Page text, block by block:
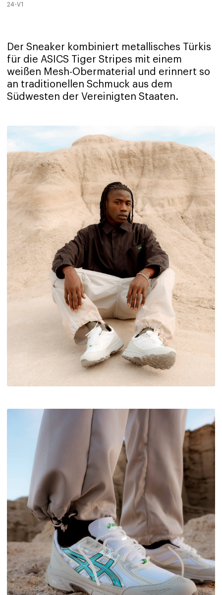
24-V1
Der Sneaker kombiniert metallisches Türkis
für die ASICS Tiger Stripes mit einem
weißen Mesh-Obermaterial und erinnert so
an traditionellen Schmuck aus dem
Südwesten der Vereinigten Staaten.